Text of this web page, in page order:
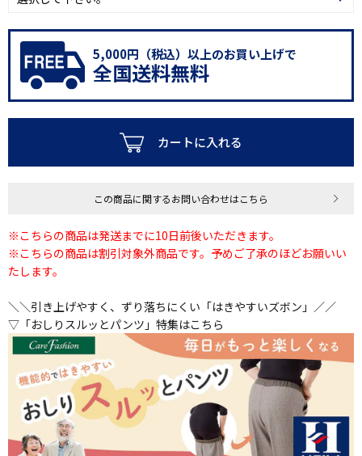
5,000円（税込）以上のお買い上げで
全国送料無料
カートに入れる
この商品に関するお問い合わせはこちら
※こちらの商品は発送までに10日前後いただきます。
※こちらの商品は割引対象外商品です。予めご了承のほどお願いい
たします。
＼＼引き上げやすく、ずり落ちにくい「はきやすいズボン」／／
▽「おしりスルッとパンツ」特集はこちら